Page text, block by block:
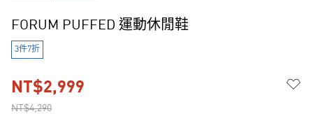
FORUM PUFFED 運動休閒鞋
3件7折
NT$4,290
NT$2,999